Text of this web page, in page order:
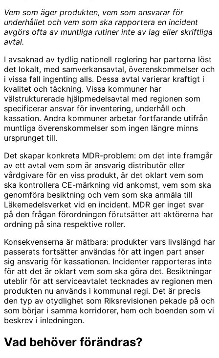
Vem som äger produkten, vem som ansvarar för
underhållet och vem som ska rapportera en incident
avgörs ofta av muntliga rutiner inte av lag eller skriftliga
avtal.
I avsaknad av tydlig nationell reglering har parterna löst
det lokalt, med samverkansavtal, överenskommelser och
i vissa fall ingenting alls. Dessa avtal varierar kraftigt i
kvalitet och täckning. Vissa kommuner har
välstrukturerade hjälpmedelsavtal med regionen som
specificerar ansvar för inventering, underhåll och
kassation. Andra kommuner arbetar fortfarande utifrån
muntliga överenskommelser som ingen längre minns
ursprunget till.
Det skapar konkreta MDR-problem: om det inte framgår
av ett avtal vem som är ansvarig distributör eller
vårdgivare för en viss produkt, är det oklart vem som
ska kontrollera CE-märkning vid ankomst, vem som ska
genomföra besiktning och vem som ska anmäla till
Läkemedelsverket vid en incident. MDR ger inget svar
på den frågan förordningen förutsätter att aktörerna har
ordning på sina respektive roller.
Konsekvenserna är mätbara: produkter vars livslängd har
passerats fortsätter användas för att ingen part anser
sig ansvarig för kassationen. Incidenter rapporteras inte
för att det är oklart vem som ska göra det. Besiktningar
uteblir för att serviceavtalet tecknades av regionen men
produkten nu används i kommunal regi. Det är precis
den typ av otydlighet som Riksrevisionen pekade på och
som börjar i samma korridorer, hem och boenden som vi
beskrev i inledningen.
Vad behöver förändras?